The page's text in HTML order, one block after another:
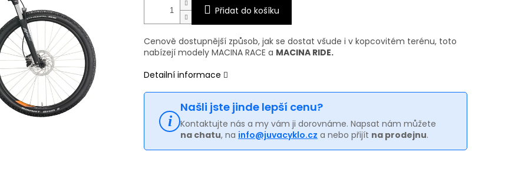
Přidat do košíku
Cenově dostupnější způsob, jak se dostat všude i v kopcovitém terénu, toto
nabízejí modely MACINA RACE a MACINA RIDE.
Detailní informace
Našli jste jinde lepší cenu?
Kontaktujte nás a my vám ji dorovnáme. Napsat nám můžete
na chatu, na info@juvacyklo.cz a nebo přijít na prodejnu.